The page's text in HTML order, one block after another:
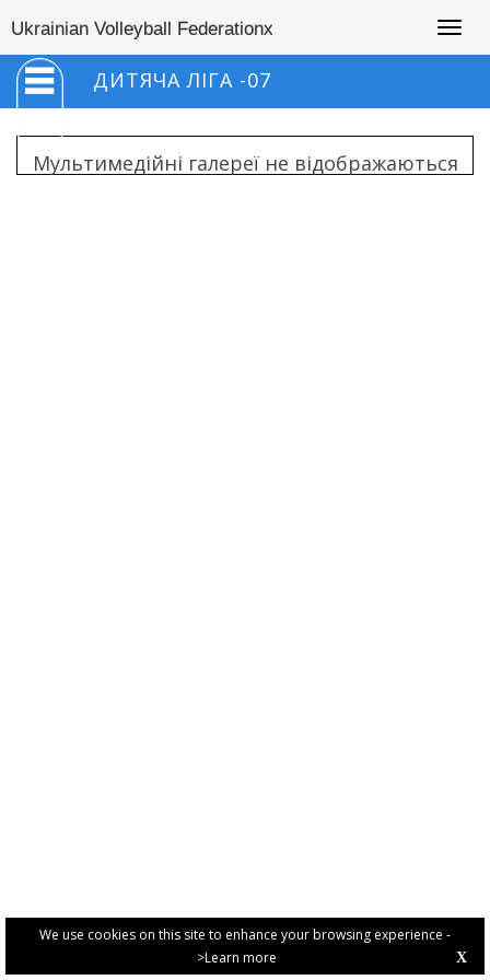
We use cookies on this site to enhance your browsing experience -
>Learn more
X
Ukrainian Volleyball Federationx
ДИТЯЧА ЛІГА -07
Мультимедійні галереї не відображаються